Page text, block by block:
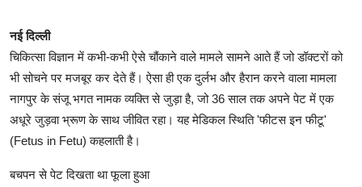
नई दिल्ली
चिकित्सा विज्ञान में कभी-कभी ऐसे चौंकाने वाले मामले सामने आते हैं जो डॉक्टरों को
भी सोचने पर मजबूर कर देते हैं। ऐसा ही एक दुर्लभ और हैरान करने वाला मामला
नागपुर के संजू भगत नामक व्यक्ति से जुड़ा है, जो 36 साल तक अपने पेट में एक
अधूरे जुड़वा भ्रूण के साथ जीवित रहा। यह मेडिकल स्थिति 'फीटस इन फीटू'
(Fetus in Fetu) कहलाती है।
बचपन से पेट दिखता था फूला हुआ